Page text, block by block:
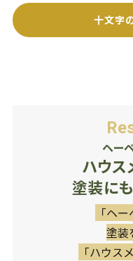
十文字
ヘー
ハウス
塗装にも
「ヘ
塗装
「ハウス